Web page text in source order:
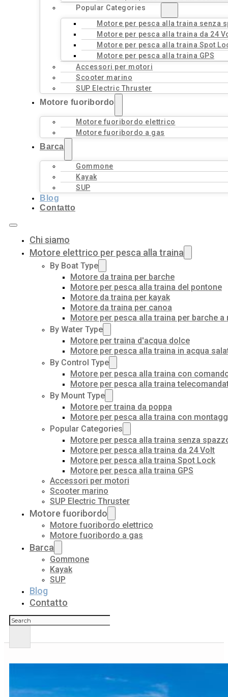
Popular Categories
Motore per pesca alla traina senza
Motore per pesca alla traina da 24
Motore per pesca alla traina Spot
Motore per pesca alla traina GPS
Accessori per motori
Scooter marino
SUP Electric Thruster
Motore fuoribordo
Motore fuoribordo elettrico
Motore fuoribordo a gas
Barca
Gommone
Kayak
SUP
Blog
Contatto
Chi siamo
Motore elettrico per pesca alla traina
By Boat Type
Motore da traina per barche
Motore per pesca alla traina del pontone
Motore da traina per kayak
Motore da traina per canoa
Motore per pesca alla traina per barche a
By Water Type
Motore per traina d'acqua dolce
Motore per pesca alla traina in acqua
By Control Type
Motore per pesca alla traina con
Motore per pesca alla traina
By Mount Type
Motore per traina da poppa
Motore per pesca alla traina con
Popular Categories
Motore per pesca alla traina senza
Motore per pesca alla traina da 24 Volt
Motore per pesca alla traina Spot Lock
Motore per pesca alla traina GPS
Accessori per motori
Scooter marino
SUP Electric Thruster
Motore fuoribordo
Motore fuoribordo elettrico
Motore fuoribordo a gas
Barca
Gommone
Kayak
SUP
Blog
Contatto
Cerca